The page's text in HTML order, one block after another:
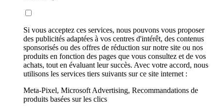
Si vous acceptez ces services, nous pouvons vous proposer
des publicités adaptées à vos centres d'intérêt, des contenus
sponsorisés ou des offres de réduction sur notre site ou nos
produits en fonction des pages que vous consultez et de vos
achats, tout en évaluant leur succès. Avec votre accord, nous
utilisons les services tiers suivants sur ce site internet :
Meta-Pixel, Microsoft Advertising, Recommandations de
produits basées sur les clics